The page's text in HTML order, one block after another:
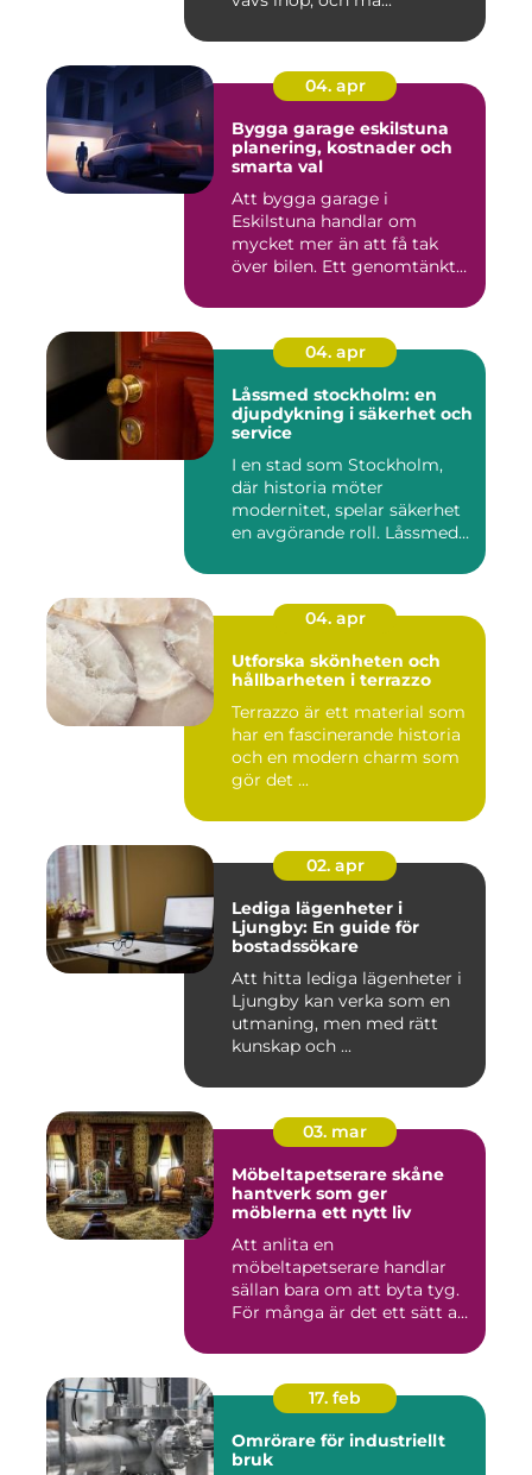
04. apr
Bygga garage eskilstuna
planering, kostnader och
smarta val
Att bygga garage i
Eskilstuna handlar om
mycket mer än att få tak
över bilen. Ett genomtänkt
04. apr
Låssmed stockholm: en
djupdykning i säkerhet och
service
I en stad som Stockholm,
där historia möter
modernitet, spelar säkerhet
en avgörande roll. Låssmed
04. apr
Utforska skönheten och
hållbarheten i terrazzo
Terrazzo är ett material som
har en fascinerande historia
och en modern charm som
gör det ...
02. apr
Lediga lägenheter i
Ljungby: En guide för
bostadssökare
Att hitta lediga lägenheter i
Ljungby kan verka som en
utmaning, men med rätt
kunskap och ...
03. mar
Möbeltapetserare skåne
hantverk som ger
möblerna ett nytt liv
Att anlita en
möbeltapetserare handlar
sällan bara om att byta tyg.
För många är det ett sätt att
17. feb
Omrörare för industriellt
bruk